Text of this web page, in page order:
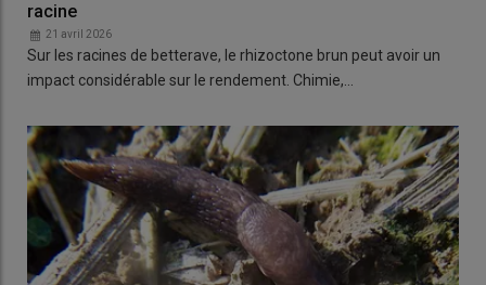
racine
21 avril 2026
Sur les racines de betterave, le rhizoctone brun peut avoir un
impact considérable sur le rendement. Chimie,…